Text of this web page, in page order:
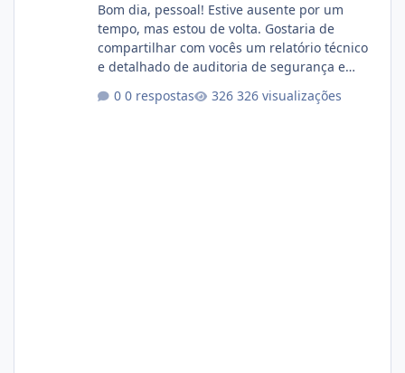
Bom dia, pessoal! Estive ausente por um
tempo, mas estou de volta. Gostaria de
compartilhar com vocês um relatório técnico
e detalhado de auditoria de segurança e
atualmente em circulação e comercialização
0 respostas 326 visualizações